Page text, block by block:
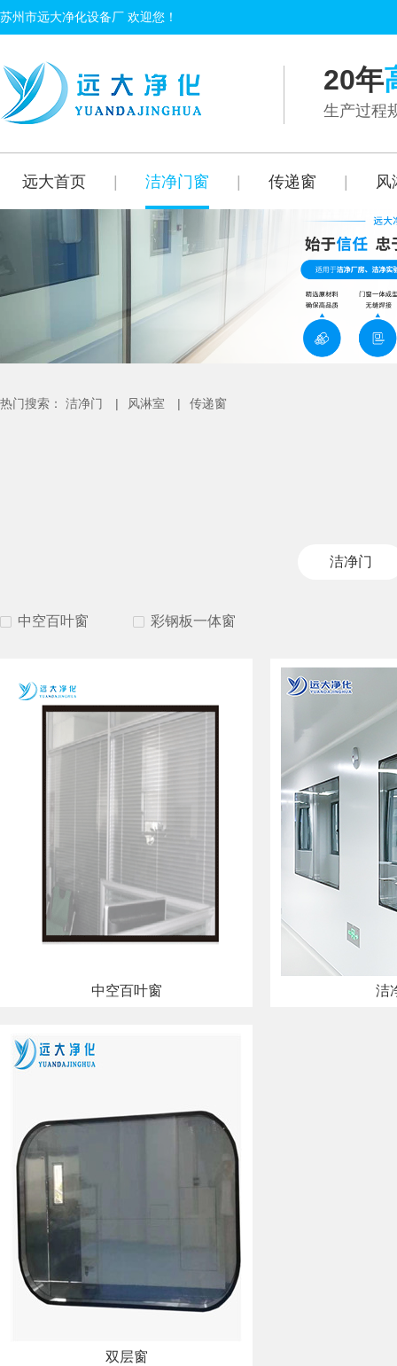
苏州市远大净化设备厂 欢迎您！
20年
生产过程
远大首页 洁净门窗 传递窗 风
热门搜索： 洁净门 | 风淋室 | 传递窗
洁净门
中空百叶窗 彩钢板一体窗
中空百叶窗 洁
双层窗